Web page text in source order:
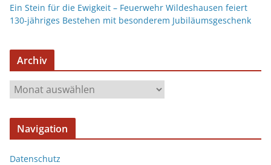
Ein Stein für die Ewigkeit – Feuerwehr Wildeshausen feiert
130-jähriges Bestehen mit besonderem Jubiläumsgeschenk
Archiv
Navigation
Datenschutz